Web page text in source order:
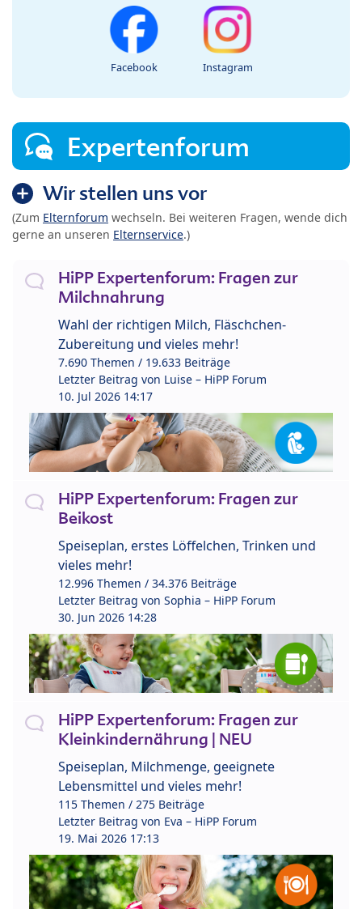
Facebook Instagram
Expertenforum
Wir stellen uns vor
(Zum Elternforum wechseln. Bei weiteren Fragen, wende dich
gerne an unseren Elternservice.)
HiPP Expertenforum: Fragen zur
Milchnahrung
Wahl der richtigen Milch, Fläschchen-
Zubereitung und vieles mehr!
7.690 Themen / 19.633 Beiträge
Letzter Beitrag von Luise – HiPP Forum
10. Jul 2026 14:17
HiPP Expertenforum: Fragen zur
Beikost
Speiseplan, erstes Löffelchen, Trinken und
vieles mehr!
12.996 Themen / 34.376 Beiträge
Letzter Beitrag von Sophia – HiPP Forum
30. Jun 2026 14:28
HiPP Expertenforum: Fragen zur
Kleinkindernährung | NEU
Speiseplan, Milchmenge, geeignete
Lebensmittel und vieles mehr!
115 Themen / 275 Beiträge
Letzter Beitrag von Eva – HiPP Forum
19. Mai 2026 17:13